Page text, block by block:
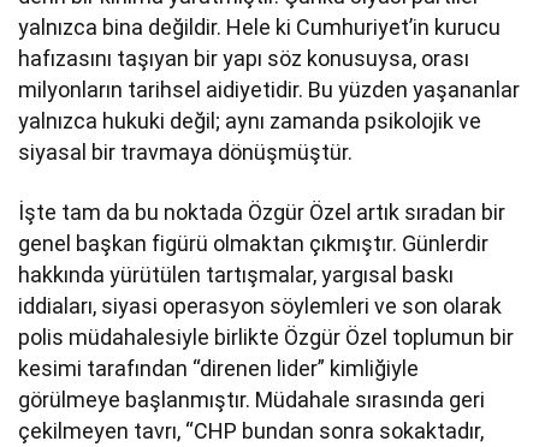
yalnızca bina değildir. Hele ki Cumhuriyet’in kurucu
hafızasını taşıyan bir yapı söz konusuysa, orası
milyonların tarihsel aidiyetidir. Bu yüzden yaşananlar
yalnızca hukuki değil; aynı zamanda psikolojik ve
siyasal bir travmaya dönüşmüştür.
İşte tam da bu noktada Özgür Özel artık sıradan bir
genel başkan figürü olmaktan çıkmıştır. Günlerdir
hakkında yürütülen tartışmalar, yargısal baskı
iddiaları, siyasi operasyon söylemleri ve son olarak
polis müdahalesiyle birlikte Özgür Özel toplumun bir
kesimi tarafından “direnen lider” kimliğiyle
görülmeye başlanmıştır. Müdahale sırasında geri
çekilmeyen tavrı, “CHP bundan sonra sokaktadır,